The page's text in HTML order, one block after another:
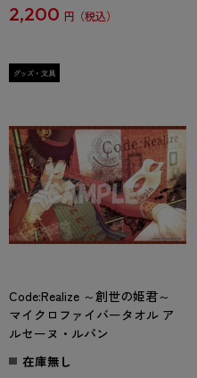
2,200 円
Code:Realize ～創世の姫君～
マイクロファイバータオル ア
ルセーヌ・ルパン
在庫無し